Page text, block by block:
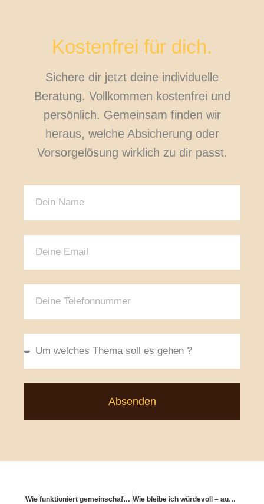
Kostenfrei für dich.
Sichere dir jetzt deine individuelle
Beratung. Vollkommen kostenfrei und
persönlich. Gemeinsam finden wir
heraus, welche Absicherung oder
Vorsorgelösung wirklich zu dir passt.
Absenden
Wie funktioniert gemeinschaftliches Leben mit Weitsicht? Wie bleibe ich würdevoll – auch mit Schwächen?